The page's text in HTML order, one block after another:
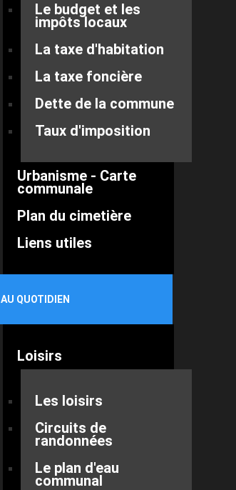
Le budget et les
impôts locaux
La taxe d'habitation
La taxe foncière
Dette de la commune
Taux d'imposition
Urbanisme - Carte
communale
Plan du cimetière
Liens utiles
AU QUOTIDIEN
Loisirs
Les loisirs
Circuits de
randonnées
Le plan d'eau
communal